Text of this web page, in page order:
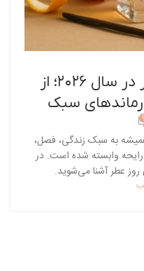
ترندهای انتخاب عطر در سال ۲۰۲۶؛ از
سبک
از همیشه به سبک زندگی، فصل،
وابسته شده است. در
روز عطر آشنا می‌شوید.